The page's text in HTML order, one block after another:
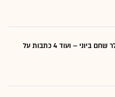
הקאמבק של אלטשולר שחם ביוני – ועוד 4 כתבות על